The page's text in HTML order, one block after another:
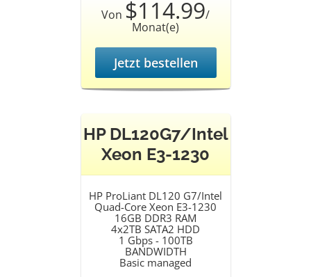
Von $114.99/
Monat(e)
Jetzt bestellen
HP DL120G7/Intel
Xeon E3-1230
HP ProLiant DL120 G7/Intel
Quad-Core Xeon E3-1230
16GB DDR3 RAM
4x2TB SATA2 HDD
1 Gbps - 100TB
BANDWIDTH
Basic managed